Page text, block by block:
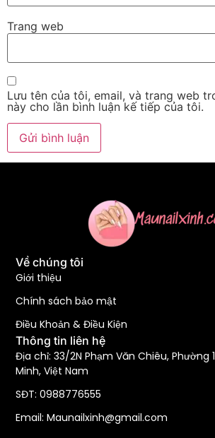
Trang web
Lưu tên của tôi, email, và trang web
này cho lần bình luận kế tiếp của tôi.
Về chúng tôi
Giới thiệu
Chính sách bảo mật
Điều Khoản & Điều Kiện
Thông tin liên hệ
Địa chỉ: 33/2N Phạm Văn Chiêu, Phường
Minh, Việt Nam
SĐT: 0988776555
Email: Maunailxinh@gmail.com